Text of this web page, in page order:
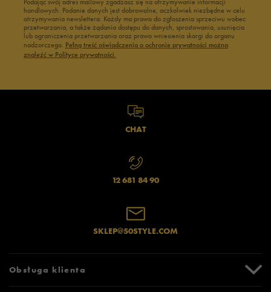
handlowych. Podanie danych jest dobrowolne, aczkolwiek niezbędne w celu
otrzymywania newslettera. Każdy ma prawo do zgłoszenia sprzeciwu wobec
przetwarzania, a także żądania dostępu do danych, sprostowania, usunięcia
lub ograniczenia przetwarzania oraz prawo wniesienia skargi do organu
nadzorczego. Pełną treść oświadczenia o ochronie prywatności można
znaleźć w Polityce prywatności.
CHAT
12 681 84 90
SKLEP@50STYLE.COM
Obsługa klienta